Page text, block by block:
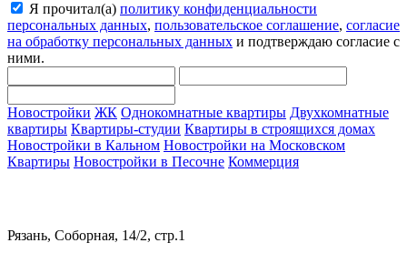
Я прочитал(а) политику конфиденциальности
персональных данных, пользовательское соглашение, согласие
на обработку персональных данных и подтверждаю согласие с
ними.
Новостройки ЖК Однокомнатные квартиры Двухкомнатные
квартиры Квартиры-студии Квартиры в строящихся домах
Новостройки в Кальном Новостройки на Московском
Квартиры Новостройки в Песочне Коммерция
Рязань, Соборная, 14/2, стр.1